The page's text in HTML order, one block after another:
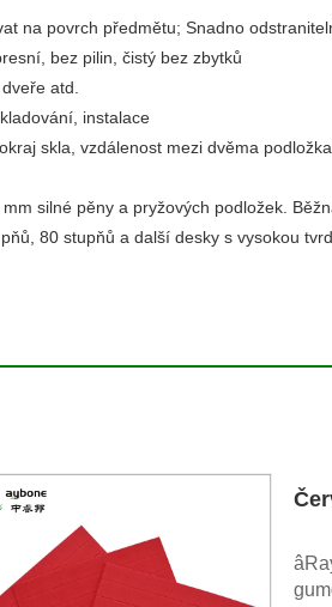
na povrch předmětu; Snadno
bez pilin, čistý bez zbytků
atd.
instalace
skla, vzdálenost mezi dvěma
silné pěny a pryžových podložek.
80 stupňů a další desky s vysokou